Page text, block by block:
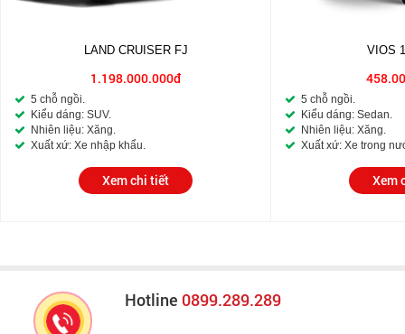
LAND CRUISER FJ
1.198.000.000đ
5 chỗ ngồi.
Kiểu dáng: SUV.
Nhiên liệu: Xăng.
Xuất xứ: Xe nhập khẩu.
Xem chi tiết
VIOS
5 chỗ ngồi.
Kiểu dáng: Sedan.
Nhiên liệu: Xăng.
Xuất xứ: Xe trong
Xem
Hotline 0899.289.289